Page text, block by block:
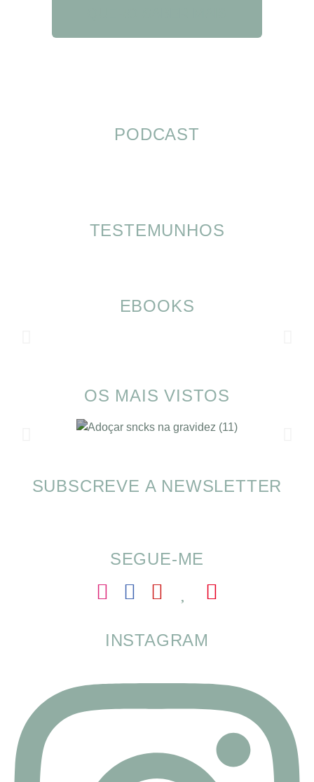
PODCAST
TESTEMUNHOS
EBOOKS
OS MAIS VISTOS
SOMP (SOP): 5 Ideias de Pequenos Almoços
SUBSCREVE A NEWSLETTER
SEGUE-ME
INSTAGRAM